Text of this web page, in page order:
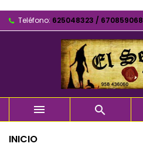
Teléfono: 625048323 / 670859068
 
INICIO